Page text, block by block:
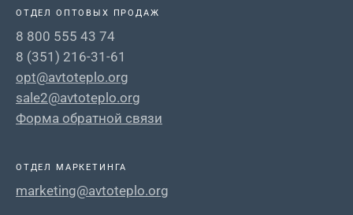
ОТДЕЛ ОПТОВЫХ ПРОДАЖ
8 800 555 43 74
8 (351) 216-31-61
opt@avtoteplo.org
sale2@avtoteplo.org
Форма обратной связи
ОТДЕЛ МАРКЕТИНГА
marketing@avtoteplo.org